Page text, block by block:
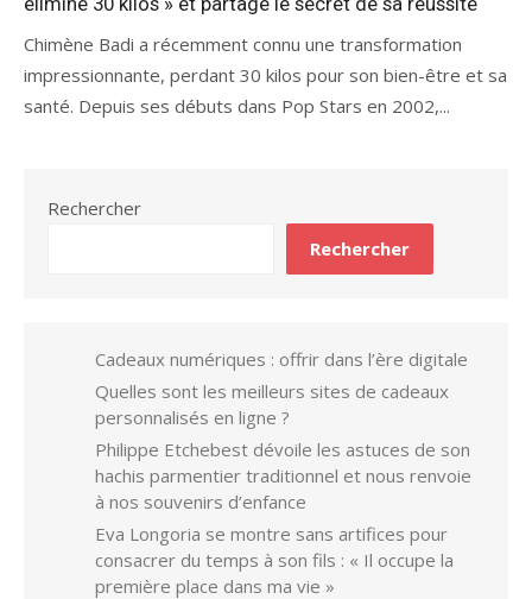
Chimène Badi a récemment connu une transformation
impressionnante, perdant 30 kilos pour son bien-être et sa
santé. Depuis ses débuts dans Pop Stars en 2002,...
Rechercher
Rechercher
Cadeaux numériques : offrir dans l’ère digitale
Quelles sont les meilleurs sites de cadeaux
personnalisés en ligne ?
Philippe Etchebest dévoile les astuces de son
hachis parmentier traditionnel et nous renvoie
à nos souvenirs d’enfance
Eva Longoria se montre sans artifices pour
consacrer du temps à son fils : « Il occupe la
première place dans ma vie »